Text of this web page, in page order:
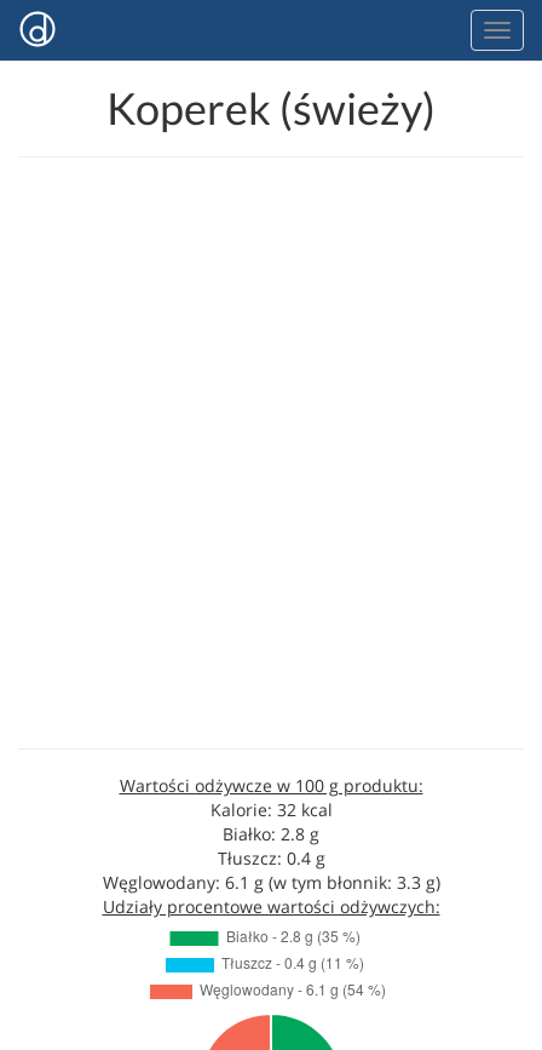
Koperek (świeży)
Wartości odżywcze w 100 g produktu:
Kalorie: 32 kcal
Białko: 2.8 g
Tłuszcz: 0.4 g
Węglowodany: 6.1 g (w tym błonnik: 3.3 g)
Udziały procentowe wartości odżywczych: